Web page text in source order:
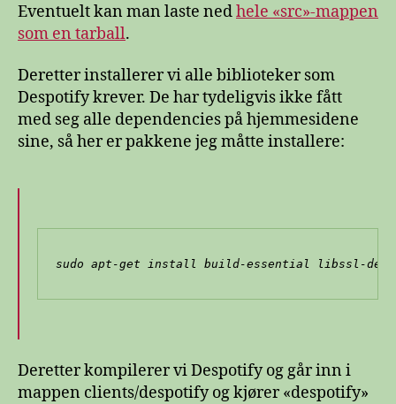
Eventuelt kan man laste nedhele «src»-mappen
som en tarball.
Deretter installerer vi alle biblioteker som
Despotify krever. De har tydeligvis ikke fått
med seg alle dependencies på hjemmesidene
sine, så her er pakkene jeg måtte installere:
sudo apt-get install build-essential libssl-dev
Deretter kompilerer vi Despotify og går inn i
mappen clients/despotify og kjører «despotify»